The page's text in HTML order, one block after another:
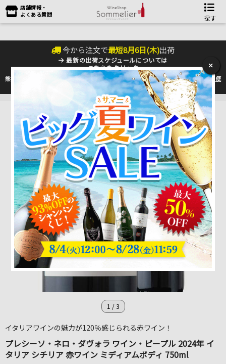
店舗情報・
よくある質問
探す
今から注文で最短8月6日(木)出荷
最新の出荷スケジュールについては
こちらをクリック
熊本地震の影響により九州への配送に遅れが生じております。最新情報は佐川急便
のHP
をご確認下さい。
1 /3
イタリアワインの魅力が120％感じられる赤ワイン！
プレシーソ・ネロ・ダヴォラ ワイン・ピープル 2024年 イ
タリア シチリア 赤ワイン ミディアムボディ 750ml
×